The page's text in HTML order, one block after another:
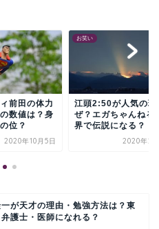
前田の体力
数値は？身
位？
2020年10月5日
お笑い
江頭2:50が人気の理
ぜ？エガちゃんねる
界で伝説になる？
2020年2
が天才の理由・勉強方法は？東
護士・医師になれる？